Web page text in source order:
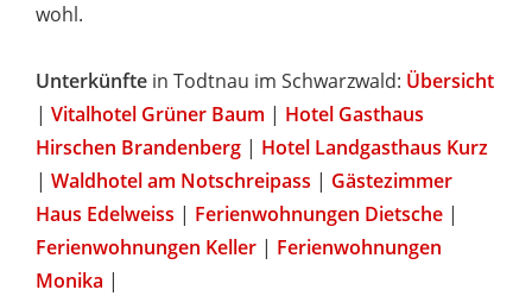
wohl.
Unterkünfte in Todtnau im Schwarzwald: Übersicht
| Vitalhotel Grüner Baum | Hotel Gasthaus
Hirschen Brandenberg | Hotel Landgasthaus Kurz
| Waldhotel am Notschreipass | Gästezimmer
Haus Edelweiss | Ferienwohnungen Dietsche |
Ferienwohnungen Keller | Ferienwohnungen
Monika |